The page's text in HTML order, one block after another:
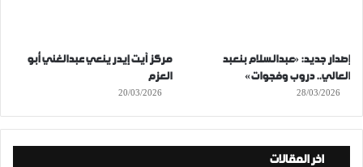
إصدار جديد: «عبدالسلام بنعبد
العالي.. دروب وفجوات»
28/03/2026
مركز آيت إيدر ينعي عبدالغني أبو
العزم
20/03/2026
اخر المقالات